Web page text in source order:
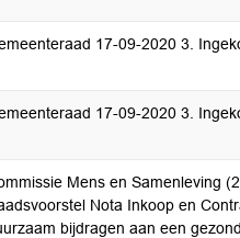
17-09-2020 3.
17-09-2020 3.
Mens en Samenleving
Nota Inkoop en
bijdragen aan een